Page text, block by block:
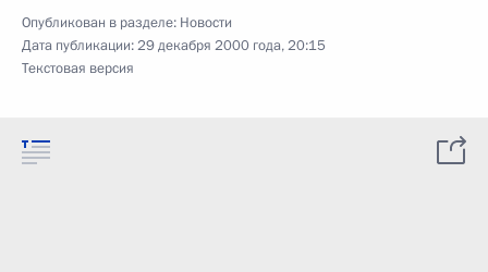
Опубликован в разделе: Новости
Дата публикации:29 декабря 2000 года, 20:15
Текстовая версия